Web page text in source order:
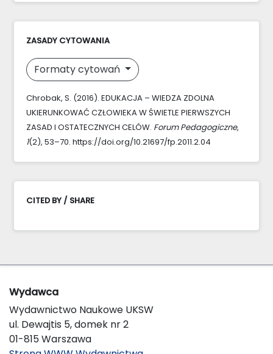
ZASADY CYTOWANIA
Formaty cytowań
Chrobak, S. (2016). EDUKACJA – WIEDZA ZDOLNA
UKIERUNKOWAĆ CZŁOWIEKA W ŚWIETLE PIERWSZYCH
ZASAD I OSTATECZNYCH CELÓW. Forum Pedagogiczne,
1(2), 53–70. https://doi.org/10.21697/fp.2011.2.04
CITED BY / SHARE
Wydawca
Wydawnictwo Naukowe UKSW
ul. Dewajtis 5, domek nr 2
01-815 Warszawa